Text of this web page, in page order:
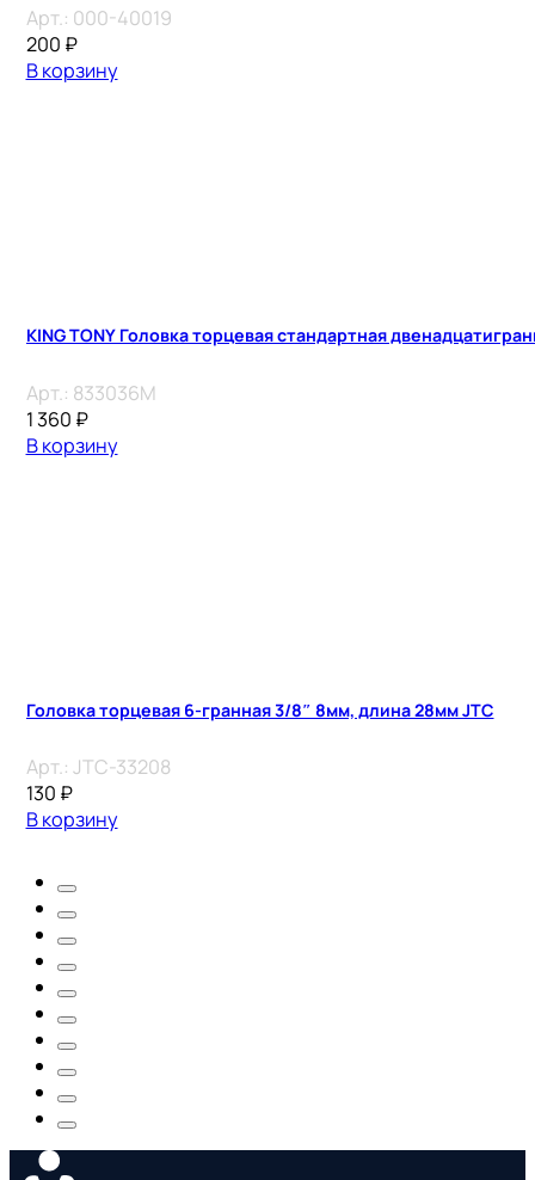
Арт.: 000-40019
200 ₽
В корзину
KING TONY Головка торцевая стандартная
Арт.: 833036M
1 360 ₽
В корзину
Головка торцевая 6-гранная 3/8″ 8мм, длина 28мм JTC
Арт.: JTC-33208
130 ₽
В корзину